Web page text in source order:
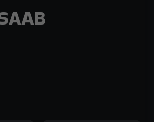
hittar du do88:s